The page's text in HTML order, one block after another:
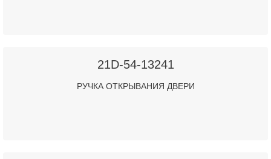
21D-54-13241
РУЧКА ОТКРЫВАНИЯ ДВЕРИ